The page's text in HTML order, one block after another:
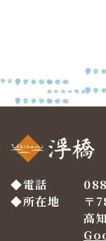
ジ
送
電話
所在地
〒
高